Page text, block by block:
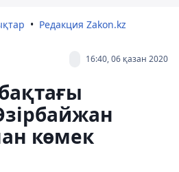
Редакция Zakon.kz
16:40, 06 қазан 2020
көмек